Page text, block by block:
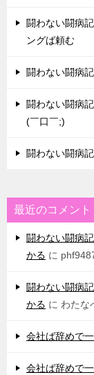
闘わない闘病
ングば頼む
闘わない闘病
闘わない闘病
(￣口￣;)
闘わない闘病
最近のコメント
闘わない闘病
かる に
闘わない闘病
かる に わたな
会社ば辞めで一
会社ば辞めで一